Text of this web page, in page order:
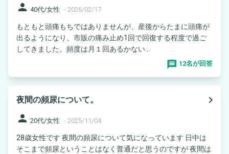
person 40代/女性 - 2026/02/17
もともと頭痛もちではありませんが、産後からたまに頭痛が
出るようになり、市販の痛み止め1回で回復する程度で過ご
してきました。頻度は月１回あるかない...
12名が回答
夜間の頻尿について。
navigate_next
person 20代/女性 - 2025/11/04
28歳女性です 夜間の頻尿について気になっています 日中は
そこまで頻尿ということはなく普通だと思うのですが 夜間は